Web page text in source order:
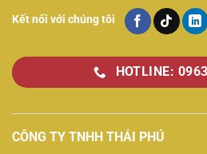
Kết nối với chúng tôi
HOTLINE:
CÔNG TY TNHH THÁI PHÚ